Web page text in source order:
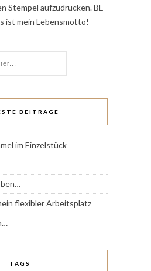
Stempel aufzudrucken. BE
ist mein Lebensmotto!
BEITRÄGE
im Einzelstück
flexibler Arbeitsplatz
TAGS